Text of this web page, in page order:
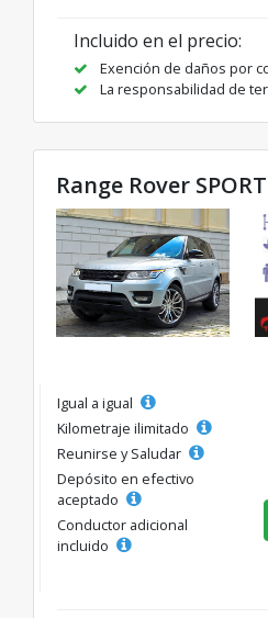
Incluido en el precio:
Exención de daños por
La responsabilidad de
Range Rover SPORT
Igual a igual
Kilometraje ilimitado
Reunirse y Saludar
Depósito en efectivo
aceptado
Conductor adicional
incluido